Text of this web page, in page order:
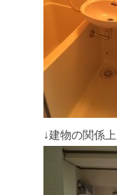
↓建物の関係